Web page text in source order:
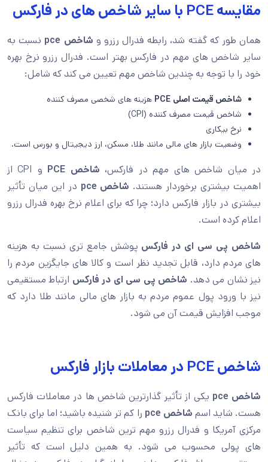
مقایسه PCE با سایر شاخص های در فارکس
همان طور که گفته شد، رابطه فدرال رزرو و شاخص pce نسبت به
سایر شاخص های مهم در فارکس بهتر است. فدرال رزرو نرخ بهره
خود را با توجه به چندین شاخص مهم تعیین می کند که شامل:
شاخص قیمت اصلی PCE هزینه های شخصی مصرف کننده
شاخص قیمت مصرف کننده (CPI)
نرخ بیکاری
وضعیت بازار های مالی مانند طلا، مسکن، ارز دیجیتال و بورس است.
در میان شاخص های مهم در فارکس، شاخص PCE
و CPI از
اهمیت بیشتری برخوردار هستند. شاخص pce در این میان تأثیر
بیشتری در بازار فارکس دارد؛ چرا که برای اعلام نرخ بهره فدرال رزرو
اعلام کرده است.
شاخص پی سی ای در فارکس پوشش جامع تری نسبت به هزینه
های مردم دارد، قابل تجدید نظر است و کالا های جایگزین مردم را
نیز نشان می دهد. شاخص پی سی ای در فارکس ارتباط مستقیمی
نیز با ورود پول عموم مردم به بازار های مالی مانند طلا دارد که
موجب افزایش قیمت آن می شود.
شاخص PCE در معاملات بازار فارکس
شاخص pce یکی از تأثیر گذارترین شاخص ها در معاملات فارکس
هست. شاید اسم شاخص pce را کم تر شنیده باشید؛ اما برای بانک
مرکزی آمریکا و فدرال رزرو مهم ترین شاخص برای تنظیم سیاست
های پولی محسوب می شود. به همین دلیل است که تأثیر